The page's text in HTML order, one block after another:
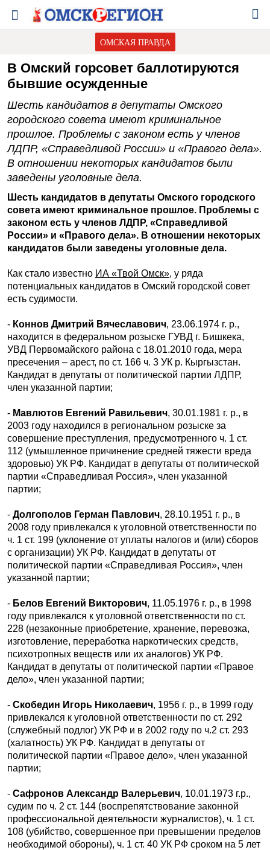
ОМСКАЯ ПРАВДА
В Омский горсовет баллотируются
бывшие осужденные
Шесть кандидатов в депутаты Омского
городского совета имеют криминальное
прошлое. Проблемы с законом есть у членов
ЛДПР, «Справедливой России» и «Правого дела».
В отношении некоторых кандидатов были
заведены уголовные дела.
Шесть кандидатов в депутаты Омского городского
совета имеют криминальное прошлое. Проблемы с
законом есть у членов ЛДПР, «Справедливой
России» и «Правого дела». В отношении некоторых
кандидатов были заведены уголовные дела.
Как стало известно ИА «Твой Омск», у ряда
потенциальных кандидатов в Омский городской совет
есть судимости.
- Коннов Дмитрий Вячеславович, 23.06.1974 г. р.,
находится в федеральном розыске ГУВД г. Бишкека,
УВД Первомайского района с 18.01.2010 года, мера
пресечения – арест, по ст. 166 ч. 3 УК р. Кыргызстан.
Кандидат в депутаты от политической партии ЛДПР,
член указанной партии;
- Мавлютов Евгений Равильевич, 30.01.1981 г. р., в
2003 году находился в региональном розыске за
совершение преступления, предусмотренного ч. 1 ст.
112 (умышленное причинение средней тяжести вреда
здоровью) УК РФ. Кандидат в депутаты от политической
партии «Справедливая Россия», член указанной
партии;
- Долгополов Герман Павлович, 28.10.1951 г. р., в
2008 году привлекался к уголовной ответственности по
ч. 1 ст. 199 (уклонение от уплаты налогов и (или) сборов
с организации) УК РФ. Кандидат в депутаты от
политической партии «Справедливая Россия», член
указанной партии;
- Белов Евгений Викторович, 11.05.1976 г. р., в 1998
году привлекался к уголовной ответственности по ст.
228 (незаконные приобретение, хранение, перевозка,
изготовление, переработка наркотических средств,
психотропных веществ или их аналогов) УК РФ.
Кандидат в депутаты от политической партии «Правое
дело», член указанной партии;
- Скобедин Игорь Николаевич, 1956 г. р., в 1999 году
привлекался к уголовной ответственности по ст. 292
(служебный подлог) УК РФ и в 2002 году по ч.2 ст. 293
(халатность) УК РФ. Кандидат в депутаты от
политической партии «Правое дело», член указанной
партии;
- Сафронов Александр Валерьевич, 10.01.1973 г.р.,
судим по ч. 2 ст. 144 (воспрепятствование законной
профессиональной деятельности журналистов), ч. 1 ст.
108 (убийство, совершенное при превышении пределов
необходимой обороны), ч. 1 ст. 40 УК РФ сроком на 5 лет